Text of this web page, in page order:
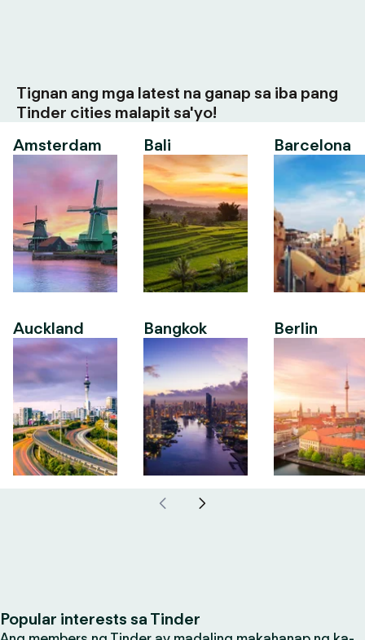
Tignan ang mga latest na ganap sa iba pang
Tinder cities malapit sa'yo!
Amsterdam
Auckland
Bali
Bangkok
Barcelona
Berlin
Popular interests sa Tinder